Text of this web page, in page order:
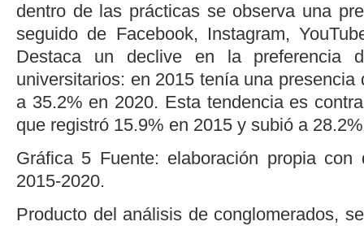
dentro de las prácticas se observa una
seguido de Facebook, Instagram,
Destaca un declive en la preferencia
universitarios: en 2015 tenía una
a 35.2% en 2020. Esta tendencia es
que registró 15.9% en 2015 y subió a
Gráfica 5 Fuente: elaboración propia
2015-2020.
Producto del análisis de conglomerados,